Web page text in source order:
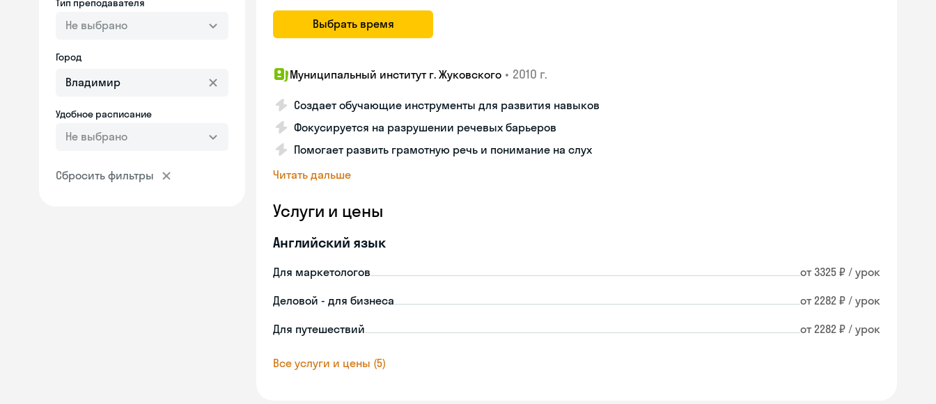
Тип преподавателя
Не выбрано
Город
Удобное расписание
Не выбрано
Сбросить фильтры
Выбрать время
Муниципальный институт г. Жуковского • 2010 г.
Создает обучающие инструменты для развития навыков
Фокусируется на разрушении речевых барьеров
Помогает развить грамотную речь и понимание на слух
Читать дальше
Услуги и цены
Английский язык
Для маркетологов от 3325 ₽ / урок
Деловой - для бизнеса от 2282 ₽ / урок
Для путешествий от 2282 ₽ / урок
Все услуги и цены (5)